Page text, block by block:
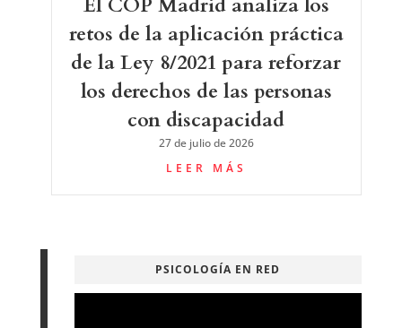
retos de la aplicación práctica
de la Ley 8/2021 para reforzar
los derechos de las personas
con discapacidad
27 de julio de 2026
LEER MÁS
PSICOLOGÍA EN RED